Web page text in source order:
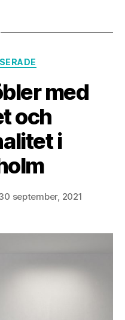
med
och
i
september, 2021